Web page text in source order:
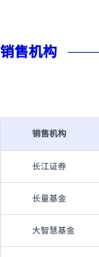
销售机构
销售机构
长江证券
长量基金
大智慧基金